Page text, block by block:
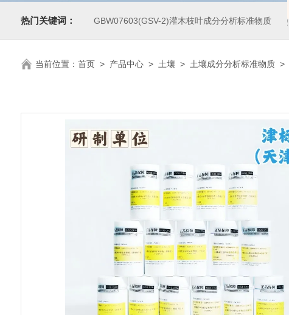
热门关键词： GBW07603(GSV-2)灌木枝叶成分分析标准物质
当前位置： 首页> 产品中心> 土壤 > 土壤成分分析标准物质>